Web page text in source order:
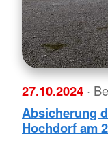
27.10.2024 ·
Absicherung
Hochdorf am